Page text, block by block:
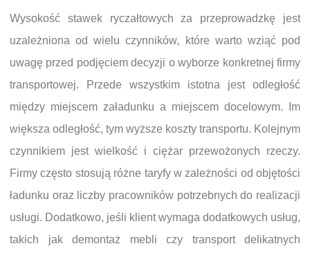
Wysokość stawek ryczałtowych za przeprowadzkę jest
uzależniona od wielu czynników, które warto wziąć pod
uwagę przed podjęciem decyzji o wyborze konkretnej firmy
transportowej. Przede wszystkim istotna jest odległość
między miejscem załadunku a miejscem docelowym. Im
większa odległość, tym wyższe koszty transportu. Kolejnym
czynnikiem jest wielkość i ciężar przewożonych rzeczy.
Firmy często stosują różne taryfy w zależności od objętości
ładunku oraz liczby pracowników potrzebnych do realizacji
usługi. Dodatkowo, jeśli klient wymaga dodatkowych usług,
takich jak demontaż mebli czy transport delikatnych